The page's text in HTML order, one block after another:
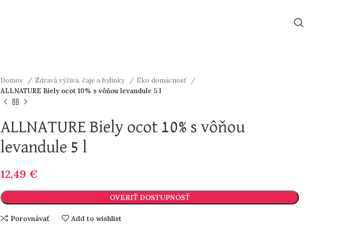
Domov Zdravá výživa, čaje a bylinky
Eko domácnosť
ALLNATURE Biely ocot 10% s vôňou levandule 5 l
ALLNATURE Biely ocot 10% s vôňou
levandule 5 l
12,49 €
OVERIŤ DOSTUPNOSŤ
Porovnávať Add to wishlist